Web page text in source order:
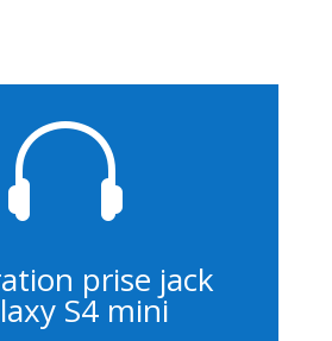

prise jack
S4 mini